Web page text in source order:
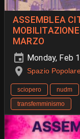
ASSEMBLEA
MOBILITAZIONE
MARZO
Monday, Feb
Spazio
sciopero nudm
transfemminismo